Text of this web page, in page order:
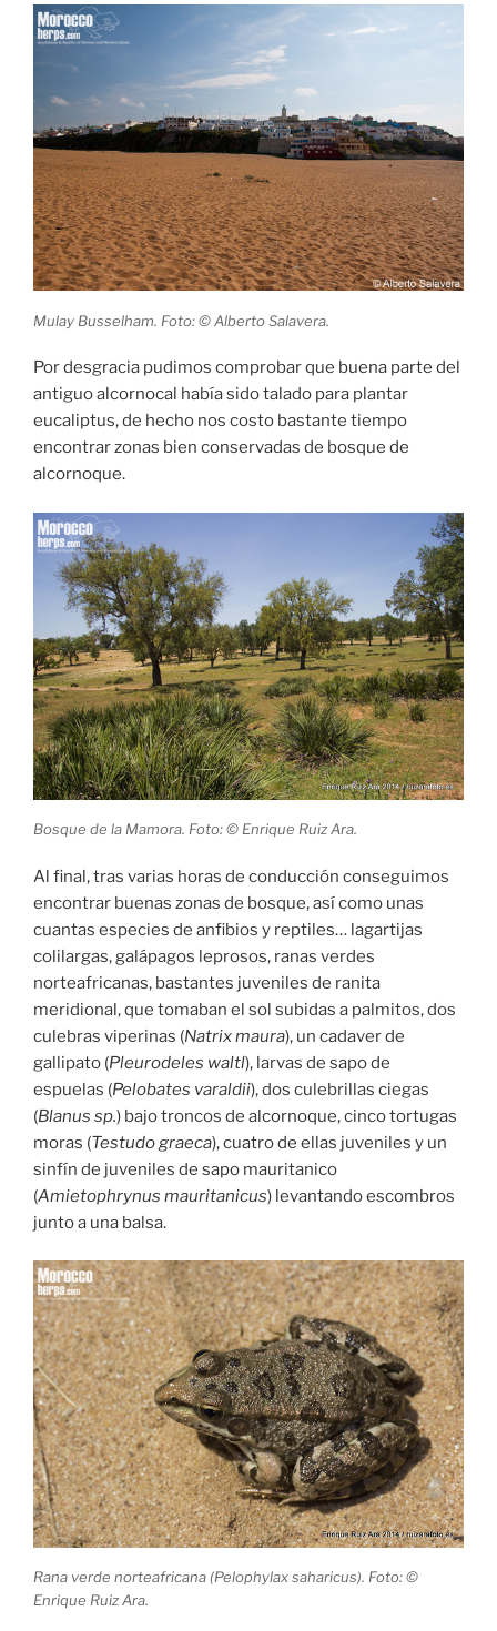
Mulay Busselham. Foto: © Alberto Salavera.
Por desgracia pudimos comprobar que buena parte del
antiguo alcornocal había sido talado para plantar
eucaliptus, de hecho nos costo bastante tiempo
encontrar zonas bien conservadas de bosque de
alcornoque.
Bosque de la Mamora. Foto: © Enrique Ruiz Ara.
Al final, tras varias horas de conducción conseguimos
encontrar buenas zonas de bosque, así como unas
cuantas especies de anfibios y reptiles… lagartijas
colilargas, galápagos leprosos, ranas verdes
norteafricanas, bastantes juveniles de ranita
meridional, que tomaban el sol subidas a palmitos, dos
culebras viperinas (Natrix maura), un cadaver de
gallipato (Pleurodeles waltl), larvas de sapo de
espuelas (Pelobates varaldii), dos culebrillas ciegas
(Blanus sp.) bajo troncos de alcornoque, cinco tortugas
moras (Testudo graeca), cuatro de ellas juveniles y un
sinfín de juveniles de sapo mauritanico
(Amietophrynus mauritanicus) levantando escombros
junto a una balsa.
Rana verde norteafricana (Pelophylax saharicus). Foto: ©
Enrique Ruiz Ara.